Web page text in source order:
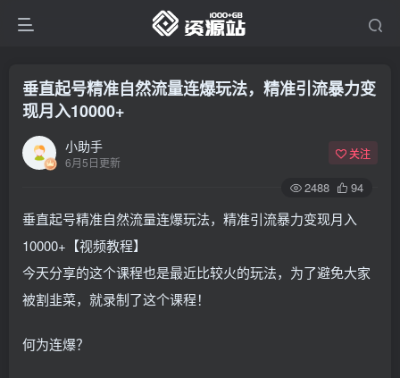
垂直起号精准自然流量连爆玩法，精准引流暴力变
现月入10000+
小助手
6月5日更新
关注
2488 94
垂直起号精准自然流量连爆玩法，精准引流暴力变现月入
10000+【视频教程】
今天分享的这个课程也是最近比较火的玩法，为了避免大家
被割韭菜，就录制了这个课程！
何为连爆？